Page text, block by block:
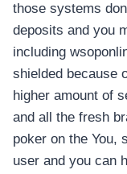
those systems
deposits and you
including
shielded because
higher amount of
and all the fresh
poker on the You,
user and you can